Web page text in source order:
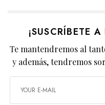
¡SUSCRÍBETE
Te mantendremos al
y además, tendremos